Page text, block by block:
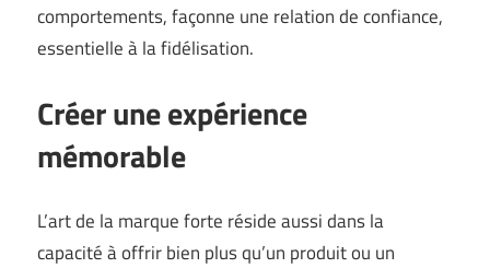
comportements, façonne une relation de confiance,
essentielle à la fidélisation.
Créer une expérience
mémorable
L’art de la marque forte réside aussi dans la
capacité à offrir bien plus qu’un produit ou un